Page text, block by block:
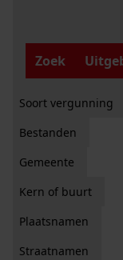
Zoek
Soort vergunning
Bestanden
Gemeente
Kern of buurt
Plaatsnamen
Straatnamen